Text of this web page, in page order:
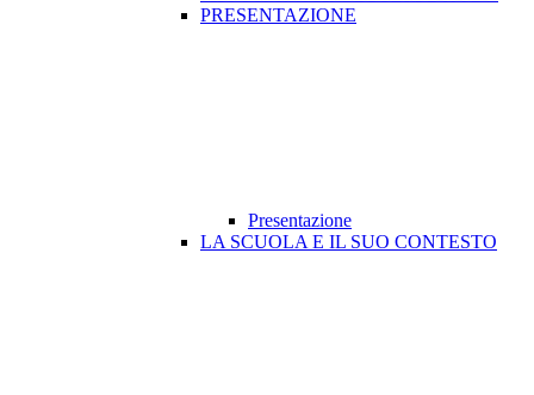
PRESENTAZIONE
Presentazione
LA SCUOLA E IL SUO CONTESTO